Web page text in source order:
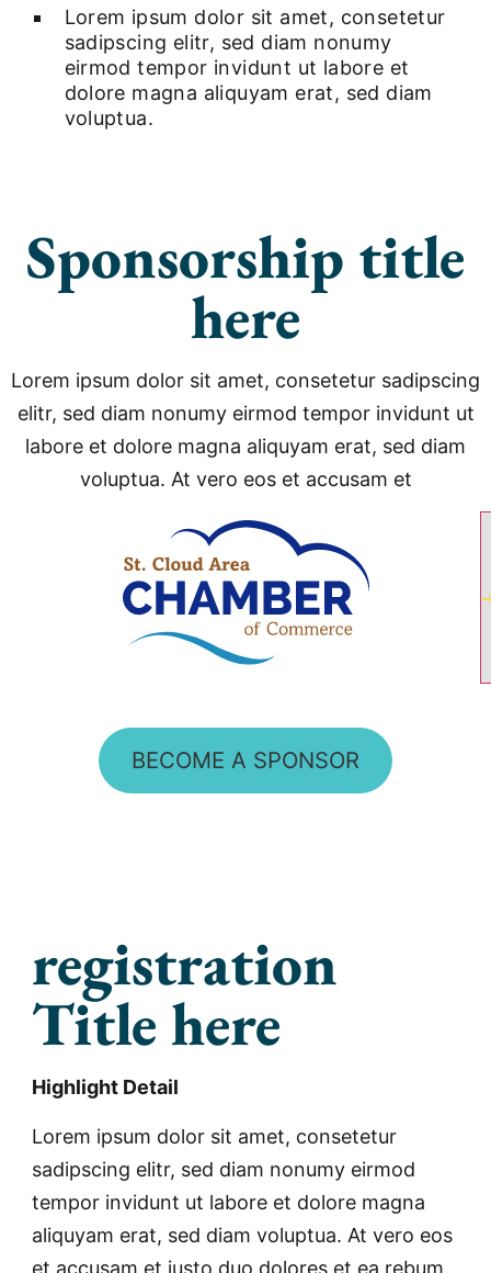
Lorem ipsum dolor sit amet, consetetur
sadipscing elitr, sed diam nonumy
eirmod tempor invidunt ut labore et
dolore magna aliquyam erat, sed diam
voluptua.
Sponsorship title
here
Lorem ipsum dolor sit amet, consetetur sadipscing
elitr, sed diam nonumy eirmod tempor invidunt ut
labore et dolore magna aliquyam erat, sed diam
voluptua. At vero eos et accusam et
BECOME A SPONSOR
registration
Title here
Highlight Detail
Lorem ipsum dolor sit amet, consetetur
sadipscing elitr, sed diam nonumy eirmod
tempor invidunt ut labore et dolore magna
aliquyam erat, sed diam voluptua. At vero eos
et accusam et justo duo dolores et ea rebum…